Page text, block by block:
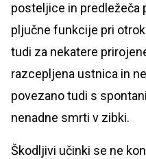
posteljice in predležeča
pljučne funkcije pri
tudi za nekatere
razcepljena ustnica in
povezano tudi s
nenadne smrti v zibki.
Škodljivi učinki se ne